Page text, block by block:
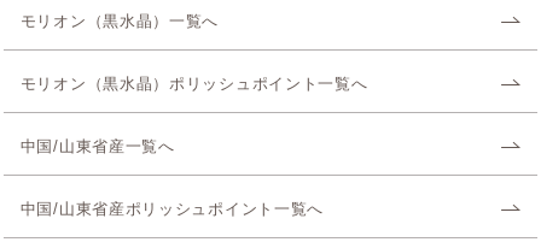
モリオン（黒水晶）一覧へ
モリオン（黒水晶）ポリッシュポイント一覧へ
中国/山東省産一覧へ
中国/山東省産ポリッシュポイント一覧へ